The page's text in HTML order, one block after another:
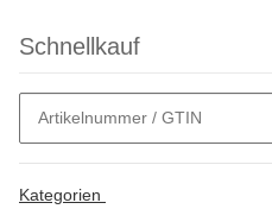
Schnellkauf
Kategorien